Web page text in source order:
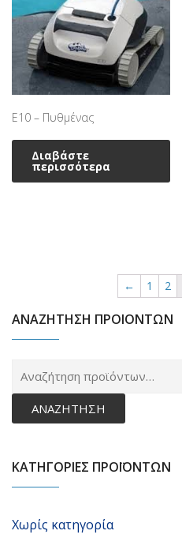
Ε10 – Πυθμένας
Διαβάστε
περισσότερα
← 1 2
ΑΝΑΖΗΤΗΣΗ ΠΡΟΙΟΝΤΩΝ
ΑΝΑΖΉΤΗΣΗ
ΚΑΤΗΓΟΡΙΕΣ ΠΡΟΪΟΝΤΩΝ
Χωρίς κατηγορία